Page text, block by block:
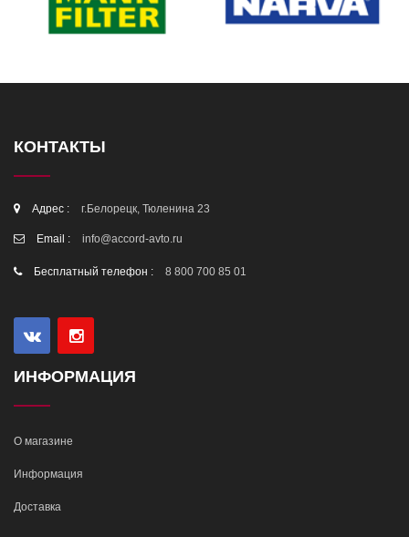
КОНТАКТЫ
Адрес : г.Белорецк, Тюленина 23
Email : info@accord-avto.ru
Бесплатный телефон : 8 800 700 85 01
ИНФОРМАЦИЯ
О магазине
Информация
Доставка